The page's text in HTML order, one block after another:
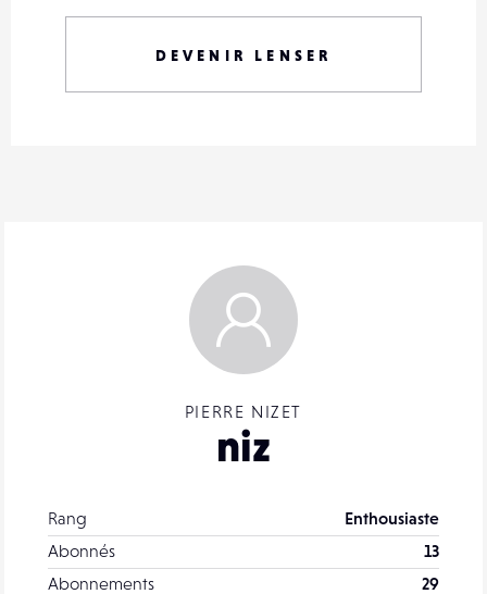
PIERRE NIZET
niz
Rang
Enthousiaste
Abonnés
13
Abonnements
29
DEVENIR LENSER